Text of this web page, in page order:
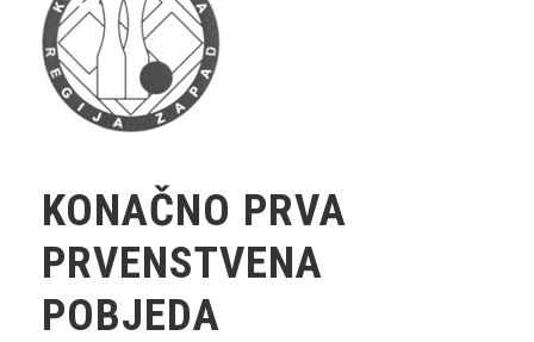
KONAČNO PRVA
PRVENSTVENA
POBJEDA